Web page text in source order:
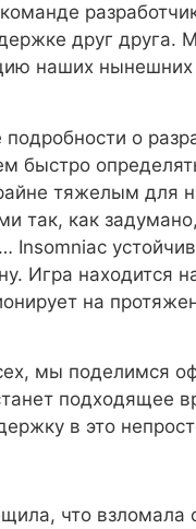
друг друга.
наших нынешних
о
быстро
тяжелым для
так, как
Insomniac
Игра находится
на
мы поделимся
подходящее
в это
что взломала